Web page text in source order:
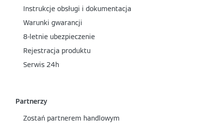
Instrukcje obsługi i dokumentacja
Warunki gwarancji
8-letnie ubezpieczenie
Rejestracja produktu
Serwis 24h
Partnerzy
Zostań partnerem handlowym